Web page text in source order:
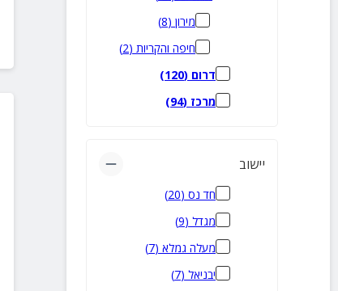
מירון (
8
)
חיפה והקריות (
2
)
דרום (
120
)
מרכז (
94
)
יישוב
חד נס (
20
)
מגדל (
9
)
מעלה גמלא (
7
)
יבניאל (
7
)